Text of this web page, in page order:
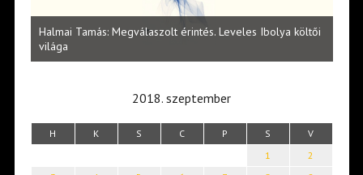
Halmai Tamás: Megválaszolt érintés. Leveles Ibolya költői
világa
2018. szeptember
H K S C P S V
1
2